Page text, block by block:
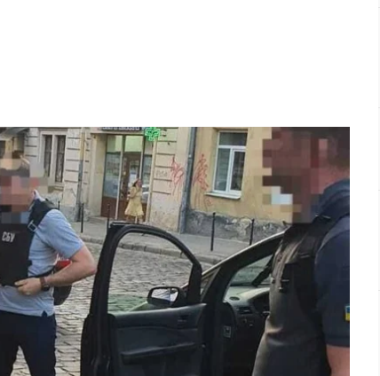
Львова
підозрюють у шахрайстві. Так, він зі
обіцяючи переправити їх за кордон. А
Україні.
шахрайську схему заробітку на
насправді перевезення не здійснювали.
території України.